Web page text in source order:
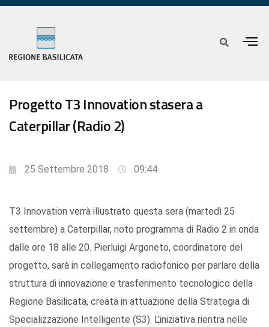
Progetto T3 Innovation stasera a
Caterpillar (Radio 2)
25 Settembre 2018 09:44
T3 Innovation verrà illustrato questa sera (martedì 25
settembre) a Caterpillar, noto programma di Radio 2 in onda
dalle ore 18 alle 20. Pierluigi Argoneto, coordinatore del
progetto, sarà in collegamento radiofonico per parlare della
struttura di innovazione e trasferimento tecnologico della
Regione Basilicata, creata in attuazione della Strategia di
Specializzazione Intelligente (S3). L’iniziativa rientra nelle